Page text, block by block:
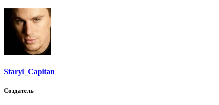
Staryi_Capitan
Создатель